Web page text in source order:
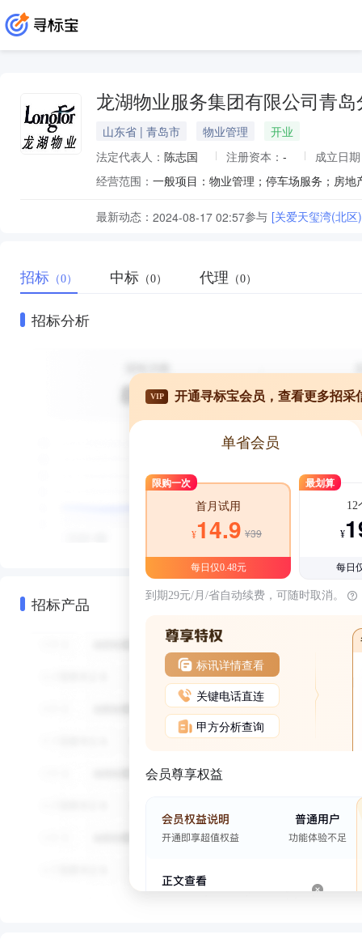
龙湖物业服务集团有限公司青岛
山东省 | 青岛市 物业管理
开业
法定代表人： 陈志国 注册资本： -
成立日
经营范围：
最新动态： 2024-08-17 02:57参与 [关爱天玺湾(北
招标 （0） 中标 （0） 代理 （0）
招标分析
招标产品
VIP 开通寻标宝会员，查看更多招采
单省会员
限购一次
首月试用
¥14.9 ¥39
每日仅0.48元
最划算
12
¥
每日
到期29元/月/省自动续费，可随时取消。
标讯详情查看
关键电话直连
甲方分析查询
会员尊享权益